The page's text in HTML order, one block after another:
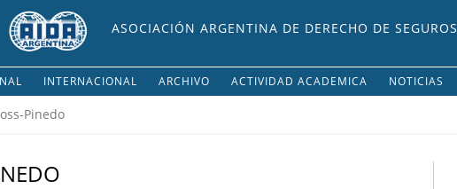
ASOCIACIÓN ARGENTINA DE DERECHO DE SEGUROS
INTERNACIONAL ARCHIVO ACTIVIDAD ACADEMICA NOTICIAS
Pinedo